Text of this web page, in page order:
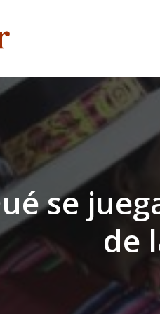
se
de